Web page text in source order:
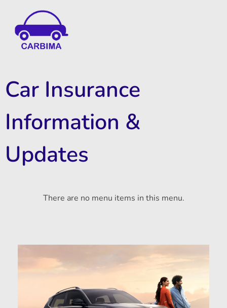
Car Insurance
Information &
Updates
There are no menu items in this menu.